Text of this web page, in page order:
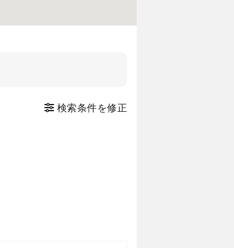
検索条件を修正